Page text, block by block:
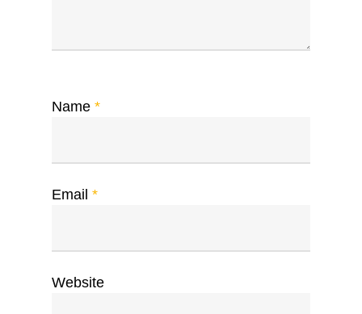
Name *
Email *
Website